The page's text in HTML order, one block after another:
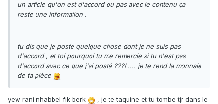
un article qu'on est d'accord ou pas avec le contenu ça
reste une information .
tu dis que je poste quelque chose dont je ne suis pas
d'accord , et toi pourquoi tu me remercie si tu n'est pas
d'accord avec ce que j'ai posté ???! .... je te rend la monnaie
de ta pièce
yew rani nhabbel fik berk
, je te taquine et tu tombe tjr dans le